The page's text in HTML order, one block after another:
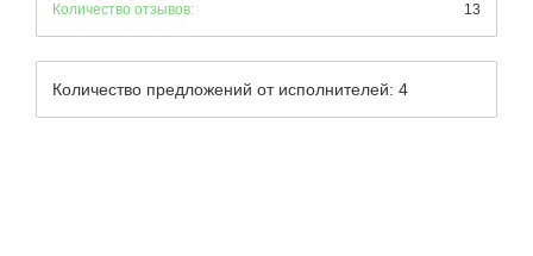
Количество отзывов:
13
Количество предложений от исполнителей: 4